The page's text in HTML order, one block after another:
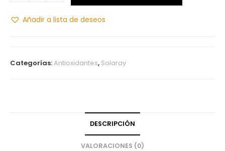
Añadir a lista de deseos
Categorías:Antioxidantes, Solaray
DESCRIPCIÓN
VALORACIONES (0)